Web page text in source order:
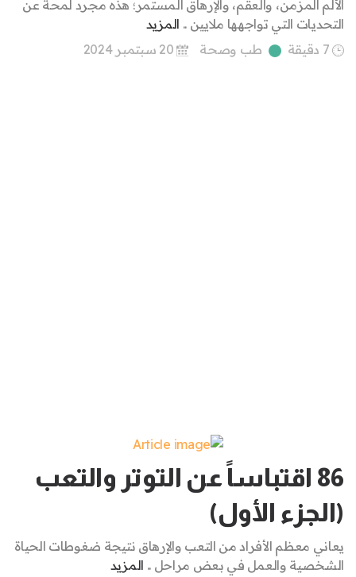
الألم المزمن، والعقم، والإرهاق المستمر؛ هذه مجرد لمحة عن
التحديات التي تواجهها ملايين .. المزيد
7 دقيقة
طب وصحة 20 سبتمبر 2024
86 اقتباساً عن التوتر والتعب
(الجزء الأول)
يعاني معظم الأفراد من التعب والإرهاق نتيجة ضغوطات الحياة
الشخصية والعمل في بعض مراحل .. المزيد